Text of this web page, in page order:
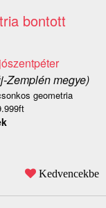
bontott
Zemplén megye)
geometria
Kedvencekbe